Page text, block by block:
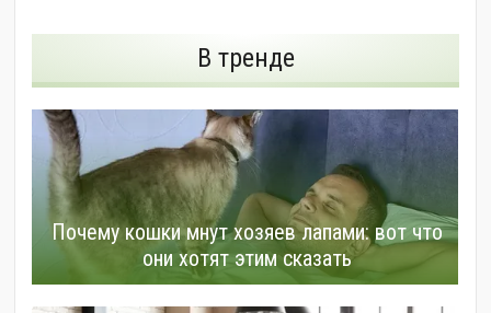
В тренде
Почему кошки мнут хозяев лапами: вот что
они хотят этим сказать